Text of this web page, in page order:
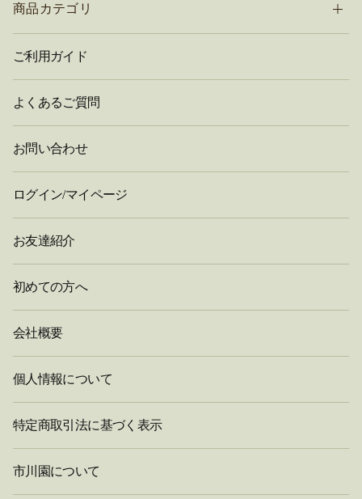
商品カテゴリ
ご利用ガイド
よくあるご質問
お問い合わせ
ログイン/マイページ
お友達紹介
初めての方へ
会社概要
個人情報について
特定商取引法に基づく表示
市川園について